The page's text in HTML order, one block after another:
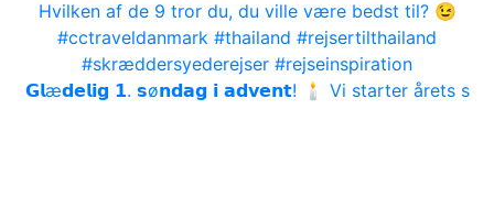
𝗚𝗹æ𝗱𝗲𝗹𝗶𝗴 𝟭. 𝘀ø𝗻𝗱𝗮𝗴 𝗶 𝗮𝗱𝘃𝗲𝗻𝘁! 🕯 Vi starter årets s